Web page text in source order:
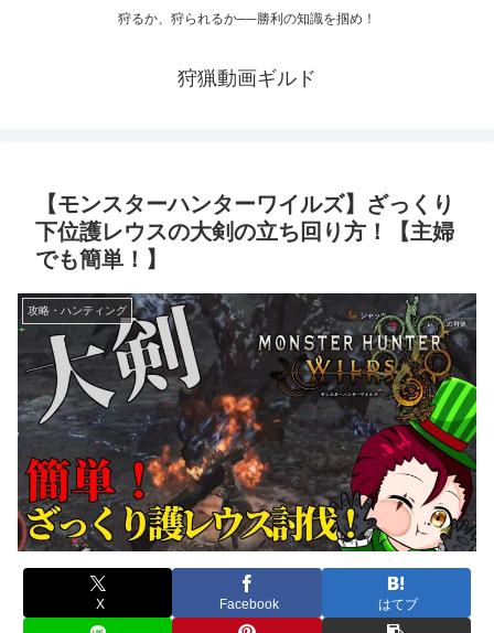
狩るか、狩られるか──勝利の知識を掴め！
狩猟動画ギルド
【モンスターハンターワイルズ】ざっくり
下位護レウスの大剣の立ち回り方！【主婦
でも簡単！】
攻略・ハンティング
X Facebook はてブ